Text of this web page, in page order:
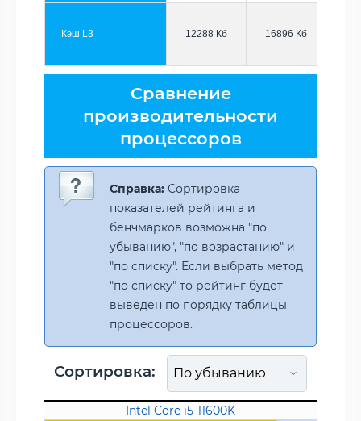
Кэш L3 12288 Кб 16896 Кб
Сравнение
производительности
процессоров
Справка: Сортировка
показателей рейтинга и
бенчмарков возможна "по
убыванию", "по возрастанию" и
"по списку". Если выбрать метод
"по списку" то рейтинг будет
выведен по порядку таблицы
процессоров.
Сортировка:
Intel Core i5-11600K